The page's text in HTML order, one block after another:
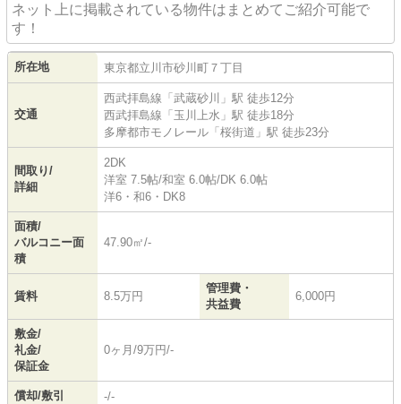
ネット上に掲載されている物件はまとめてご紹介可能で
す！
所在地 東京都立川市砂川町 ７丁目
交通
西武拝島線 「武蔵砂川 」駅 徒歩12分
西武拝島線 「玉川上水 」駅 徒歩18分
多摩都市モノレール 「桜街道 」駅 徒歩23分
間取り/
詳細
2DK
洋室 7.5帖/和室 6.0帖/DK 6.0帖
洋6・和6・DK8
面積/
バルコニー面
積
47.90㎡/-
賃料 8.5万円
管理費・
共益費
6,000円
敷金/
礼金/
保証金
0ヶ月/9万円/-
償却/敷引 -/-